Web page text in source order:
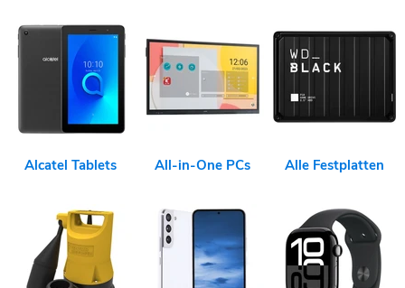
Sammlungen
Alcatel Tablets All-in-One PCs Alle Festplatten